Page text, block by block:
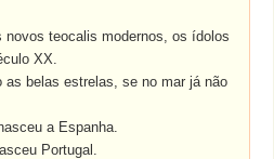
novos teocalis modernos, os ídolos
XX.
as belas estrelas, se no mar já não
a Espanha.
Portugal.